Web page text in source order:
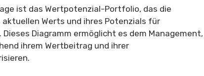
ist das Wertpotenzial-Portfolio, das die
Werts und ihres Potenzials für
Diagramm ermöglicht es dem Management,
ihrem Wertbeitrag und ihrer